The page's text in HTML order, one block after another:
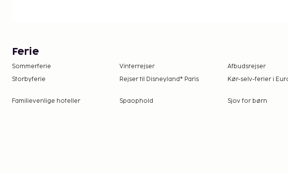
Ferie
Sommerferie Vinterrejser Afbudsrejser
Storbyferie
Rejser til Disneyland® Paris Kør-selv-ferier i
Familievenlige hoteller Spaophold Sjov for børn